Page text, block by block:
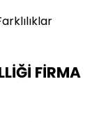
FİRMA